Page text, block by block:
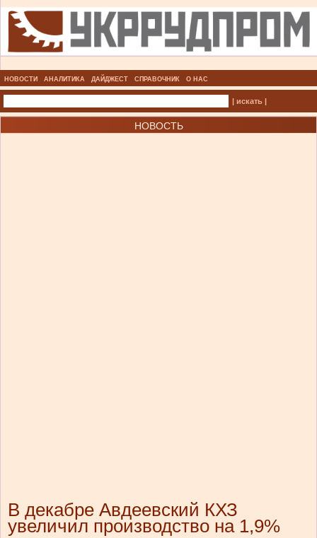
НОВОСТИ АНАЛИТИКА ДАЙДЖЕСТ СПРАВОЧНИК О НАС
| искать |
НОВОСТЬ
В декабре Авдеевский КХЗ
увеличил производство на 1,9%